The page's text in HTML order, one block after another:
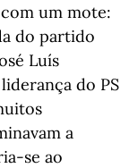
um mote:
do partido
Luís
do PS
a
se ao